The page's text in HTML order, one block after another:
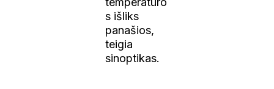
s išliks
panašios,
teigia
sinoptikas.